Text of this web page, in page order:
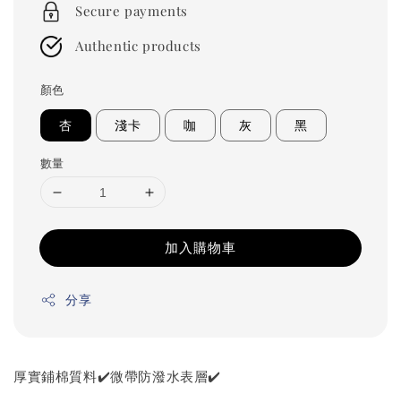
Secure payments
Authentic products
顏色
杏 淺卡 咖 灰 黑
數量
加入購物車
分享
厚實鋪棉質料✔️微帶防潑水表層✔️